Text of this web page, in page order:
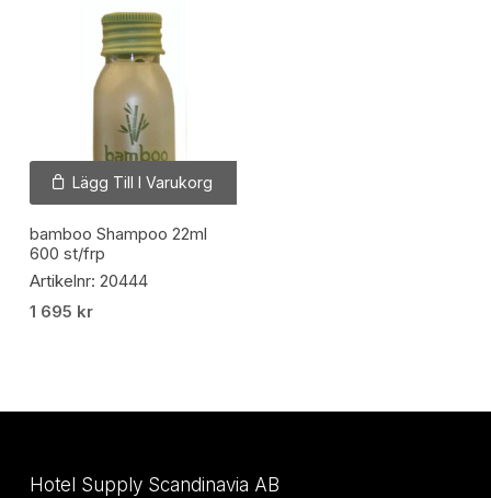
Lägg Till I Varukorg
bamboo Shampoo 22ml
600 st/frp
Artikelnr: 20444
1 695 kr
Hotel Supply Scandinavia AB